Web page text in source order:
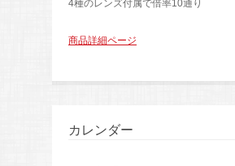
4種のレンズ付属で倍率10通り
商品詳細ページ
カレンダー